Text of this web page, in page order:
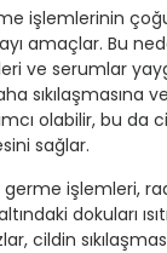
işlemlerinin
amaçlar. Bu
ve serumlar
sıkılaşmasına
olabilir, bu da
sağlar.
germe işlemleri,
dokuları
cildin